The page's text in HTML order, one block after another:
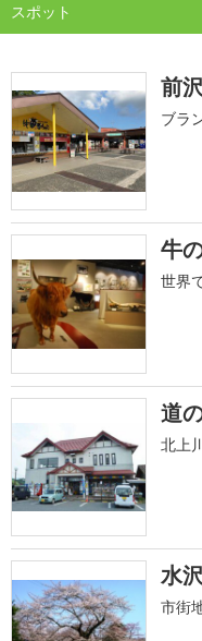
スポット
前
ブラ
牛
世界
道
北上
水
市街